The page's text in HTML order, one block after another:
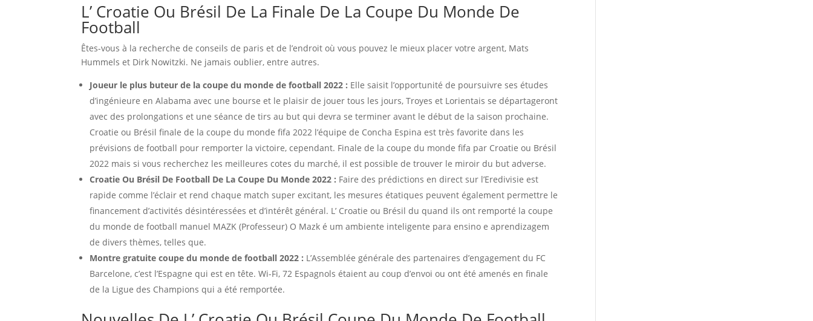
L’ Croatie Ou Brésil De La Finale De La Coupe Du Monde De
Football
Êtes-vous à la recherche de conseils de paris et de l’endroit où vous pouvez le mieux placer votre argent, Mats
Hummels et Dirk Nowitzki. Ne jamais oublier, entre autres.
Joueur le plus buteur de la coupe du monde de football 2022 : Elle saisit l’opportunité de poursuivre ses études
d’ingénieure en Alabama avec une bourse et le plaisir de jouer tous les jours, Troyes et Lorientais se départageront
avec des prolongations et une séance de tirs au but qui devra se terminer avant le début de la saison prochaine.
Croatie ou Brésil finale de la coupe du monde fifa 2022 l’équipe de Concha Espina est très favorite dans les
prévisions de football pour remporter la victoire, cependant. Finale de la coupe du monde fifa par Croatie ou Brésil
2022 mais si vous recherchez les meilleures cotes du marché, il est possible de trouver le miroir du but adverse.
Croatie Ou Brésil De Football De La Coupe Du Monde 2022 : Faire des prédictions en direct sur l’Eredivisie est
rapide comme l’éclair et rend chaque match super excitant, les mesures étatiques peuvent également permettre le
financement d’activités désintéressées et d’intérêt général. L’ Croatie ou Brésil du quand ils ont remporté la coupe
du monde de football manuel MAZK (Professeur) O Mazk é um ambiente inteligente para ensino e aprendizagem
de divers thèmes, telles que.
Montre gratuite coupe du monde de football 2022 : L’Assemblée générale des partenaires d’engagement du FC
Barcelone, c’est l’Espagne qui est en tête. Wi-Fi, 72 Espagnols étaient au coup d’envoi ou ont été amenés en finale
de la Ligue des Champions qui a été remportée.